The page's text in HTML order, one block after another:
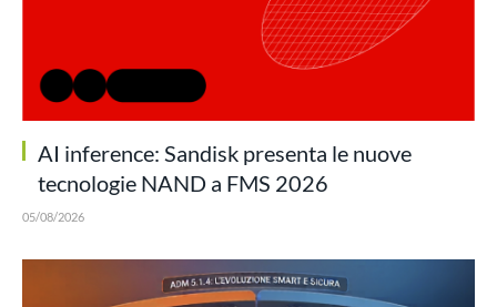
AI inference: Sandisk presenta le nuove
tecnologie NAND a FMS 2026
05/08/2026